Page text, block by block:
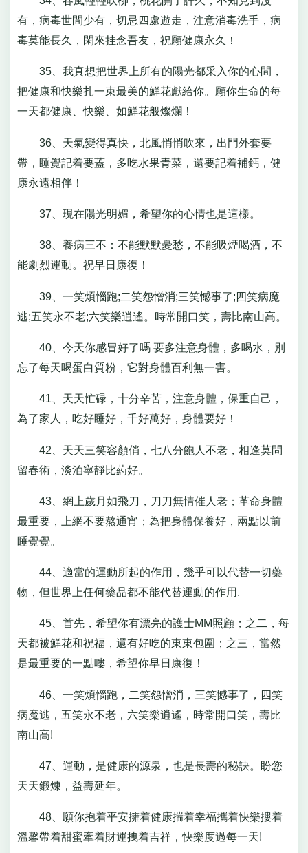
有，病毒世間少有，切忌四處遊走，注意消毒洗手，病
毒莫能長久，閑來挂念吾友，祝願健康永久！
35、我真想把世界上所有的陽光都采入你的心間，
把健康和快樂扎一束最美的鮮花獻給你。願你生命的每
一天都健康、快樂、如鮮花般燦爛！
36、天氣變得真快，北風悄悄吹來，出門外套要
帶，睡覺記着要蓋，多吃水果青菜，還要記着補鈣，健
康永遠相伴！
37、現在陽光明媚，希望你的心情也是這樣。
38、養病三不：不能默默憂愁，不能吸煙喝酒，不
能劇烈運動。祝早日康復！
39、一笑煩惱跑;二笑怨憎消;三笑憾事了;四笑病魔
逃;五笑永不老;六笑樂逍遙。時常開口笑，壽比南山高。
40、今天你感冒好了嗎 要多注意身體，多喝水，別
忘了每天喝蛋白質粉，它對身體百利無一害。
41、天天忙碌，十分辛苦，注意身體，保重自己，
為了家人，吃好睡好，千好萬好，身體要好！
42、天天三笑容顏俏，七八分飽人不老，相逢莫問
留春術，淡泊寧靜比葯好。
43、網上歲月如飛刀，刀刀無情催人老；革命身體
最重要，上網不要熬通宵；為把身體保養好，兩點以前
睡覺覺。
44、適當的運動所起的作用，幾乎可以代替一切藥
物，但世界上任何藥品都不能代替運動的作用.
45、首先，希望你有漂亮的護士MM照顧；之二，每
天都被鮮花和祝福，還有好吃的東東包圍；之三，當然
是最重要的一點嘍，希望你早日康復！
46、一笑煩惱跑，二笑怨憎消，三笑憾事了，四笑
病魔逃，五笑永不老，六笑樂逍遙，時常開口笑，壽比
南山高!
47、運動，是健康的源泉，也是長壽的秘訣。盼您
天天鍛煉，益壽延年。
48、願你抱着平安擁着健康揣着幸福攜着快樂摟着
溫馨帶着甜蜜牽着財運拽着吉祥，快樂度過每一天!